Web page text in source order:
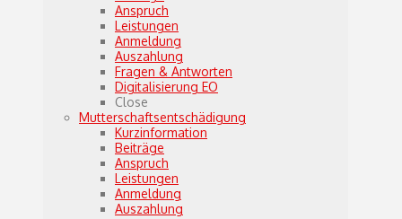
Anspruch
Leistungen
Anmeldung
Auszahlung
Fragen & Antworten
Digitalisierung EO
Close
Mutterschaftsentschädigung
Kurzinformation
Beiträge
Anspruch
Leistungen
Anmeldung
Auszahlung